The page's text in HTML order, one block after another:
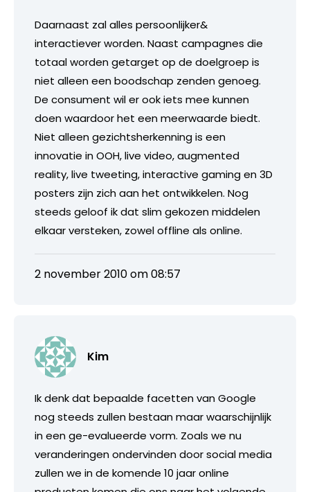
Daarnaast zal alles persoonlijker&
interactiever worden. Naast campagnes die
totaal worden getarget op de doelgroep is
niet alleen een boodschap zenden genoeg.
De consument wil er ook iets mee kunnen
doen waardoor het een meerwaarde biedt.
Niet alleen gezichtsherkenning is een
innovatie in OOH, live video, augmented
reality, live tweeting, interactive gaming en 3D
posters zijn zich aan het ontwikkelen. Nog
steeds geloof ik dat slim gekozen middelen
elkaar versteken, zowel offline als online.
2 november 2010 om 08:57
Kim
Ik denk dat bepaalde facetten van Google
nog steeds zullen bestaan maar waarschijnlijk
in een ge-evalueerde vorm. Zoals we nu
veranderingen ondervinden door social media
zullen we in de komende 10 jaar online